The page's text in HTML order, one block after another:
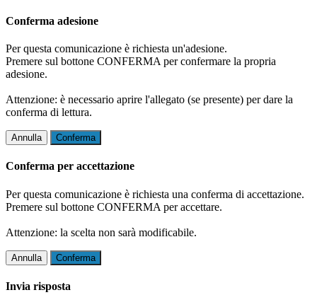
Conferma adesione
Per questa comunicazione è richiesta un'adesione.
Premere sul bottone CONFERMA per confermare la propria
adesione.
Attenzione: è necessario aprire l'allegato (se presente) per dare la
conferma di lettura.
Annulla Conferma
Conferma per accettazione
Per questa comunicazione è richiesta una conferma di accettazione.
Premere sul bottone CONFERMA per accettare.
Attenzione: la scelta non sarà modificabile.
Annulla Conferma
Invia risposta